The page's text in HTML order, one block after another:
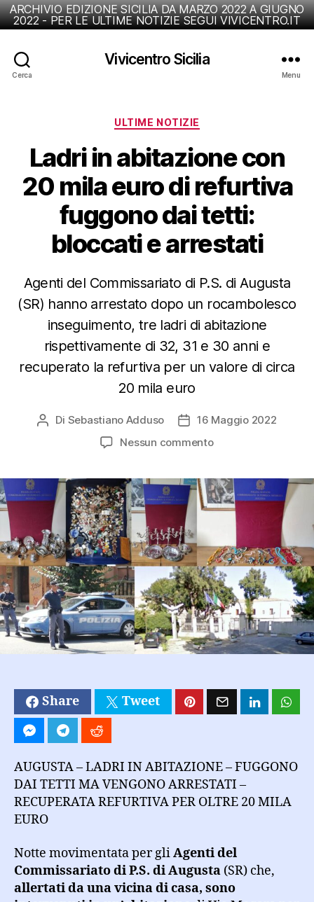
ARCHIVIO EDIZIONE SICILIA DA MARZO 2022 A GIUGNO
2022 - PER LE ULTIME NOTIZIE SEGUI VIVICENTRO.IT
Cerca
Vivicentro Sicilia
Menu
Categorie
ULTIME NOTIZIE
Ladri in abitazione con
20 mila euro di refurtiva
fuggono dai tetti:
bloccati e arrestati
Agenti del Commissariato di P.S. di Augusta
(SR) hanno arrestato dopo un rocambolesco
inseguimento, tre ladri di abitazione
rispettivamente di 32, 31 e 30 anni e
recuperato la refurtiva per un valore di circa
20 mila euro
Autore
Di Sebastiano Adduso
Data16 Maggio 2022
Nessun commentosu
abitazione
con
euro
di
refurtiva
fuggono
dai
tetti:
bloccati
e
Share Tweet
AUGUSTA – LADRI IN ABITAZIONE – FUGGONO
DAI TETTI MA VENGONO ARRESTATI –
RECUPERATA REFURTIVA PER OLTRE 20 MILA
EURO
Notte movimentata per gliAgenti del
Commissariato di P.S. di Augusta (SR) che,
allertati da una vicina di casa, sono